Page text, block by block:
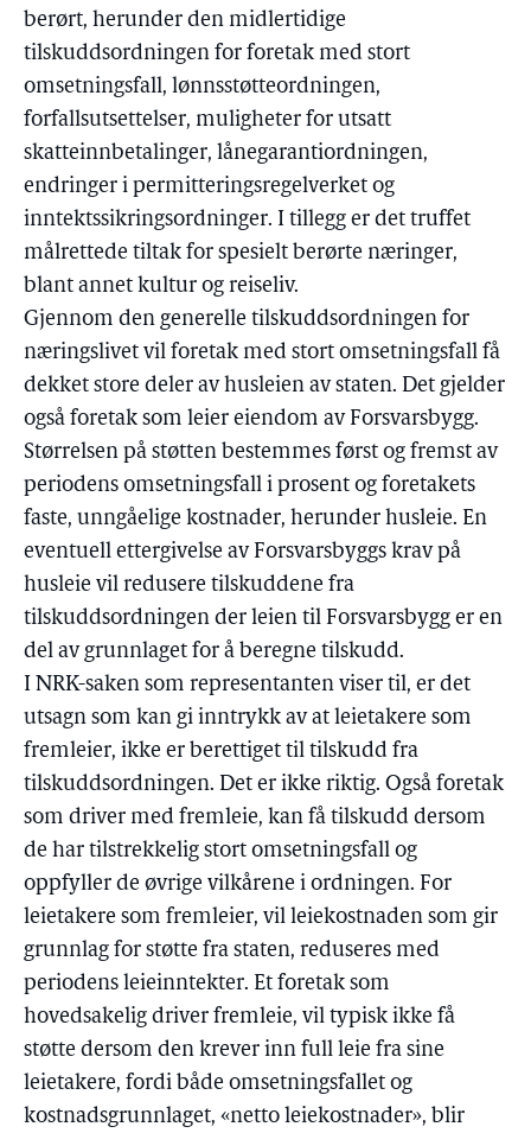
berørt, herunder den midlertidige
tilskuddsordningen for foretak med stort
omsetningsfall, lønnsstøtteordningen,
forfallsutsettelser, muligheter for utsatt
skatteinnbetalinger, lånegarantiordningen,
endringer i permitteringsregelverket og
inntektssikringsordninger. I tillegg er det truffet
målrettede tiltak for spesielt berørte næringer,
blant annet kultur og reiseliv.
Gjennom den generelle tilskuddsordningen for
næringslivet vil foretak med stort omsetningsfall få
dekket store deler av husleien av staten. Det gjelder
også foretak som leier eiendom av Forsvarsbygg.
Størrelsen på støtten bestemmes først og fremst av
periodens omsetningsfall i prosent og foretakets
faste, unngåelige kostnader, herunder husleie. En
eventuell ettergivelse av Forsvarsbyggs krav på
husleie vil redusere tilskuddene fra
tilskuddsordningen der leien til Forsvarsbygg er en
del av grunnlaget for å beregne tilskudd.
I NRK-saken som representanten viser til, er det
utsagn som kan gi inntrykk av at leietakere som
fremleier, ikke er berettiget til tilskudd fra
tilskuddsordningen. Det er ikke riktig. Også foretak
som driver med fremleie, kan få tilskudd dersom
de har tilstrekkelig stort omsetningsfall og
oppfyller de øvrige vilkårene i ordningen. For
leietakere som fremleier, vil leiekostnaden som gir
grunnlag for støtte fra staten, reduseres med
periodens leieinntekter. Et foretak som
hovedsakelig driver fremleie, vil typisk ikke få
støtte dersom den krever inn full leie fra sine
leietakere, fordi både omsetningsfallet og
kostnadsgrunnlaget, «netto leiekostnader», blir